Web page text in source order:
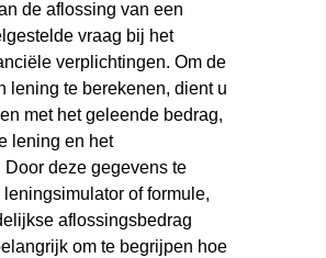
de aflossing van een
vraag bij het
verplichtingen. Om de
lening te berekenen, dient u
met het geleende bedrag,
lening en het
Door deze gegevens te
of formule,
aflossingsbedrag
om te begrijpen hoe